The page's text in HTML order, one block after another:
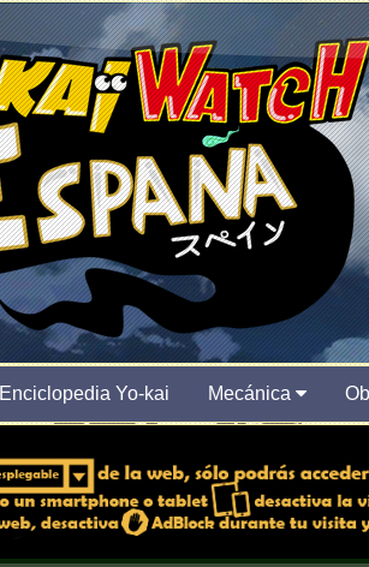
Enciclopedia Yo-kai Mecánica